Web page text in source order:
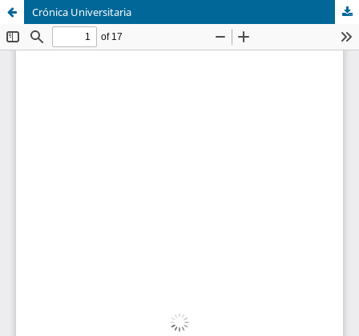
Crónica Universitaria